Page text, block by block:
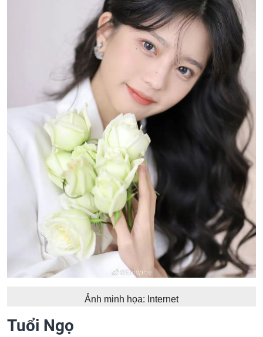
Ảnh minh họa: Internet
Tuổi Ngọ